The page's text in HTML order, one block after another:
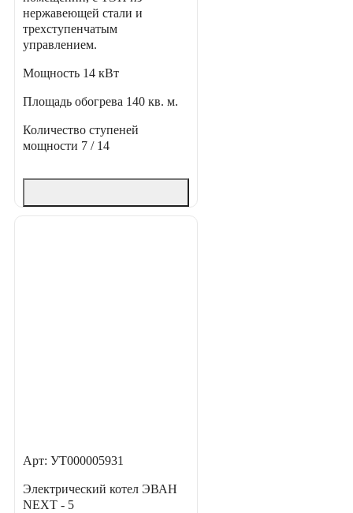
нержавеющей стали и
трехступенчатым
управлением.
Мощность 14 кВт
Площадь обогрева 140 кв. м.
Количество ступеней
мощности 7 / 14
Арт: УТ000005931
Электрический котел ЭВАН
NEXT - 5